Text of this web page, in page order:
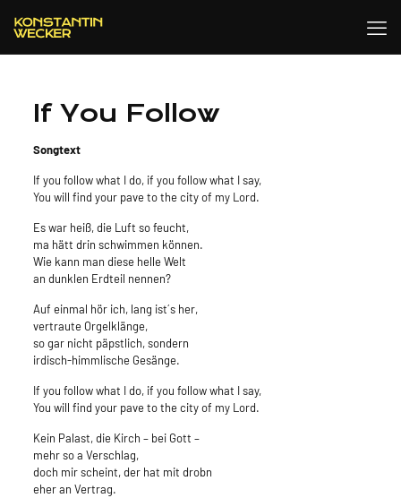
If You Follow
Songtext
If you follow what I do, if you follow what I say,
You will find your pave to the city of my Lord.
Es war heiß, die Luft so feucht,
ma hätt drin schwimmen können.
Wie kann man diese helle Welt
an dunklen Erdteil nennen?
Auf einmal hör ich, lang ist´s her,
vertraute Orgelklänge,
so gar nicht päpstlich, sondern
irdisch-himmlische Gesänge.
If you follow what I do, if you follow what I say,
You will find your pave to the city of my Lord.
Kein Palast, die Kirch – bei Gott –
mehr so a Verschlag,
doch mir scheint, der hat mit drobn
eher an Vertrag.